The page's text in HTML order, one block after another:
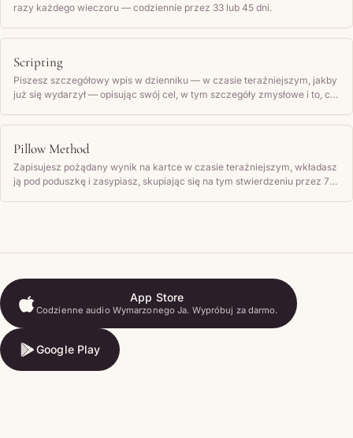
razy każdego wieczoru — codziennie przez 33 lub 45 dni.
Scripting
Piszesz szczegółowy wpis w dzienniku — w czasie teraźniejszym, jakby
już się wydarzył — opisując swój cel, w tym szczegóły zmysłowe i to, co
Pillow Method
Zapisujesz pożądany wynik na kartce w czasie teraźniejszym, wkładasz
ją pod poduszkę i zasypiasz, skupiając się na tym stwierdzeniu przez 7–
App Store
Codzienne audio Wymarzonego Ja. Wypróbuj za darmo.
App Store
Google Play
Google Play